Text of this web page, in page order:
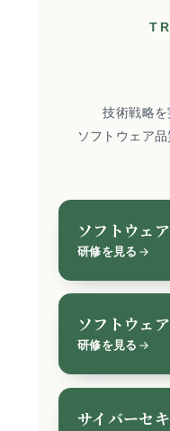
技術戦略を
ソフトウェア
ソフトウェ
研修を見る
ソフトウェ
研修を見る
サイバーセ